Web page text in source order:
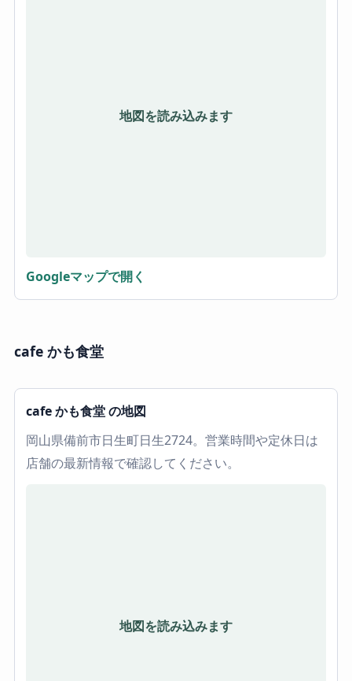
地図を読み込みます
Googleマップで開く
cafe かも食堂
cafe かも食堂 の地図
岡山県備前市日生町日生2724。営業時間や定休日は
店舗の最新情報で確認してください。
地図を読み込みます